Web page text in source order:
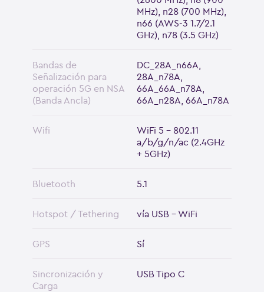
MHz), n28 (700 MHz),
n66 (AWS-3 1.7/2.1
GHz), n78 (3.5 GHz)
Bandas de
Señalización para
operación 5G en NSA
(Banda Ancla)
DC_28A_n66A,
28A_n78A,
66A_66A_n78A,
66A_n28A, 66A_n78A
Wifi
WiFi 5 - 802.11
a/b/g/n/ac (2.4GHz
+ 5GHz)
Bluetooth 5.1
Hotspot / Tethering vía USB - WiFi
GPS Sí
Sincronización y
Carga
USB Tipo C